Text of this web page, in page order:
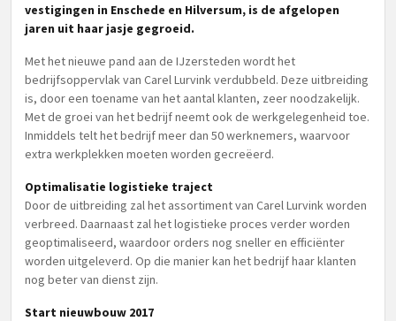
vestigingen in Enschede en Hilversum, is de afgelopen
jaren uit haar jasje gegroeid.
Met het nieuwe pand aan de IJzersteden wordt het
bedrijfsoppervlak van Carel Lurvink verdubbeld. Deze uitbreiding
is, door een toename van het aantal klanten, zeer noodzakelijk.
Met de groei van het bedrijf neemt ook de werkgelegenheid toe.
Inmiddels telt het bedrijf meer dan 50 werknemers, waarvoor
extra werkplekken moeten worden gecreëerd.
Optimalisatie logistieke traject
Door de uitbreiding zal het assortiment van Carel Lurvink worden
verbreed. Daarnaast zal het logistieke proces verder worden
geoptimaliseerd, waardoor orders nog sneller en efficiënter
worden uitgeleverd. Op die manier kan het bedrijf haar klanten
nog beter van dienst zijn.
Start nieuwbouw 2017